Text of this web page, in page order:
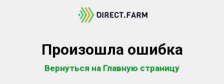
Произошла ошибка
Вернуться на Главную страницу